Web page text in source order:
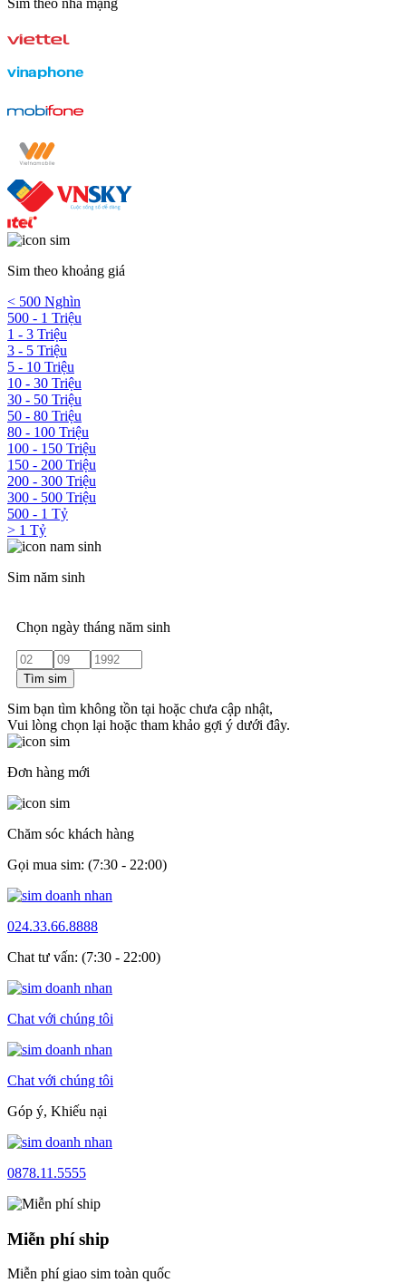
Sim theo nhà mạng
Sim theo khoảng giá
< 500 Nghìn
500 - 1 Triệu
1 - 3 Triệu
3 - 5 Triệu
5 - 10 Triệu
10 - 30 Triệu
30 - 50 Triệu
50 - 80 Triệu
80 - 100 Triệu
100 - 150 Triệu
150 - 200 Triệu
200 - 300 Triệu
300 - 500 Triệu
500 - 1 Tỷ
> 1 Tỷ
Sim năm sinh
Chọn ngày tháng năm sinh
Tìm sim
Sim bạn tìm không tồn tại hoặc chưa cập nhật,
Vui lòng chọn lại hoặc tham khảo gợi ý dưới đây.
Đơn hàng mới
Chăm sóc khách hàng
Gọi mua sim: (7:30 - 22:00)
024.33.66.8888
Chat tư vấn: (7:30 - 22:00)
Chat với chúng tôi
Chat với chúng tôi
Góp ý, Khiếu nại
0878.11.5555
Miễn phí ship
Miễn phí giao sim toàn quốc